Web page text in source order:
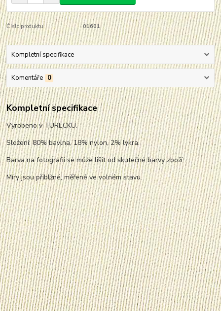
Číslo produktu: 01601
Kompletní specifikace
Komentáře 0
Kompletní specifikace
Vyrobeno v TURECKU.
Složení: 80% bavlna, 18% nylon, 2% lykra.
Barva na fotografii se může lišit od skutečné barvy zboží.
Míry jsou přiblžné, měřené ve volném stavu.